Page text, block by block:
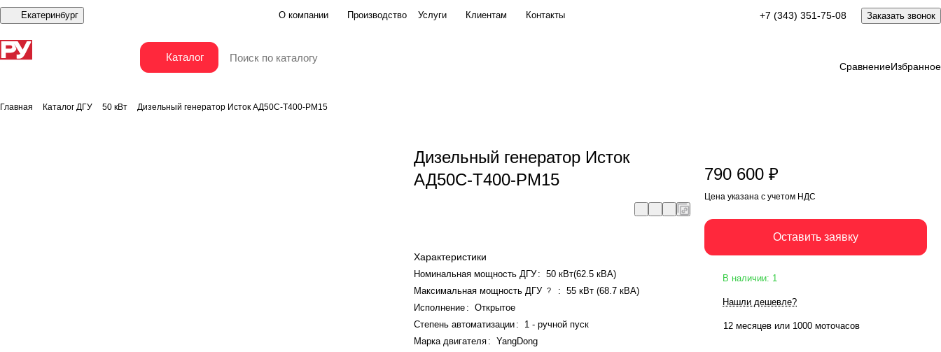
Екатеринбург О компании Производство Услуги Клиентам Контакты +7 (343) 351-75-08 Заказать звонок
Каталог
СравнениеИзбранное
Главная Каталог ДГУ 50 кВт Дизельный генератор Исток АД50С-Т400-РМ15
Дизельный генератор Исток
АД50С-Т400-РМ15
Дизельный генератор Исток АД50С-Т400-РМ15 Оставить заявку
Характеристики
Номинальная мощность ДГУ:
50 кВт(62.5 кВА)
Максимальная мощность ДГУ ? :
55 кВт (68.7 кВА)
Исполнение :
Открытое
Степень автоматизации :
1 - ручной пуск
Марка двигателя :
YangDong
790 600 ₽
Цена указана с учетом НДС
Оставить заявку
В наличии: 1
Нашли дешевле?
12 месяцев или 1000 моточасов